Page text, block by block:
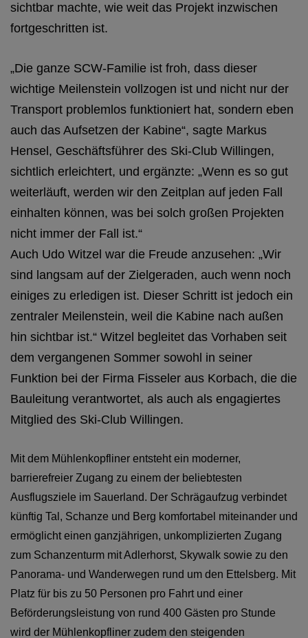
sichtbar machte, wie weit das Projekt inzwischen
fortgeschritten ist.
„Die ganze SCW-Familie ist froh, dass dieser
wichtige Meilenstein vollzogen ist und nicht nur der
Transport problemlos funktioniert hat, sondern eben
auch das Aufsetzen der Kabine“, sagte Markus
Hensel, Geschäftsführer des Ski-Club Willingen,
sichtlich erleichtert, und ergänzte: „Wenn es so gut
weiterläuft, werden wir den Zeitplan auf jeden Fall
einhalten können, was bei solch großen Projekten
nicht immer der Fall ist.“
Auch Udo Witzel war die Freude anzusehen: „Wir
sind langsam auf der Zielgeraden, auch wenn noch
einiges zu erledigen ist. Dieser Schritt ist jedoch ein
zentraler Meilenstein, weil die Kabine nach außen
hin sichtbar ist.“ Witzel begleitet das Vorhaben seit
dem vergangenen Sommer sowohl in seiner
Funktion bei der Firma Fisseler aus Korbach, die die
Bauleitung verantwortet, als auch als engagiertes
Mitglied des Ski-Club Willingen.
Mit dem Mühlenkopfliner entsteht ein moderner,
barrierefreier Zugang zu einem der beliebtesten
Ausflugsziele im Sauerland. Der Schrägaufzug verbindet
künftig Tal, Schanze und Berg komfortabel miteinander und
ermöglicht einen ganzjährigen, unkomplizierten Zugang
zum Schanzenturm mit Adlerhorst, Skywalk sowie zu den
Panorama- und Wanderwegen rund um den Ettelsberg. Mit
Platz für bis zu 50 Personen pro Fahrt und einer
Beförderungsleistung von rund 400 Gästen pro Stunde
wird der Mühlenkopfliner zudem den steigenden